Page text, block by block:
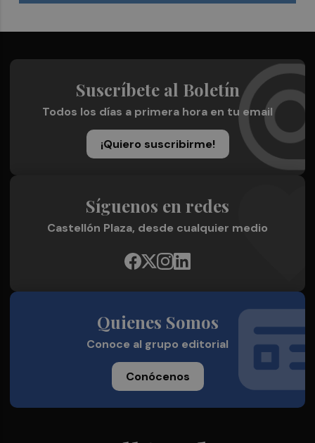
Suscríbete al Boletín
Todos los días a primera hora en tu email
¡Quiero suscribirme!
Síguenos en redes
Castellón Plaza, desde cualquier medio
Quienes Somos
Conoce al grupo editorial
Conócenos